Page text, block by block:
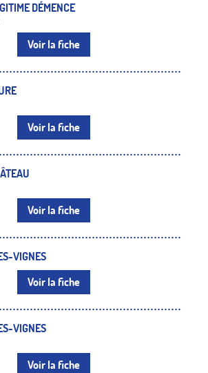
DÉMENCE
Voir la fiche
Voir la fiche
Voir la fiche
VIGNES
Voir la fiche
VIGNES
Voir la fiche